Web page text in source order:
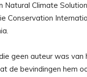
Natural Climate
Conservation
geen auteur was van
de bevindingen hem